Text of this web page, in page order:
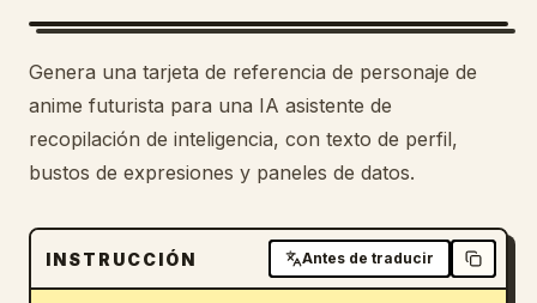
Habilidades
Prompts
Precios
Descargar
Genera una tarjeta de referencia de personaje de
anime futurista para una IA asistente de
recopilación de inteligencia, con texto de perfil,
bustos de expresiones y paneles de datos.
INSTRUCCIÓN Antes de traducir